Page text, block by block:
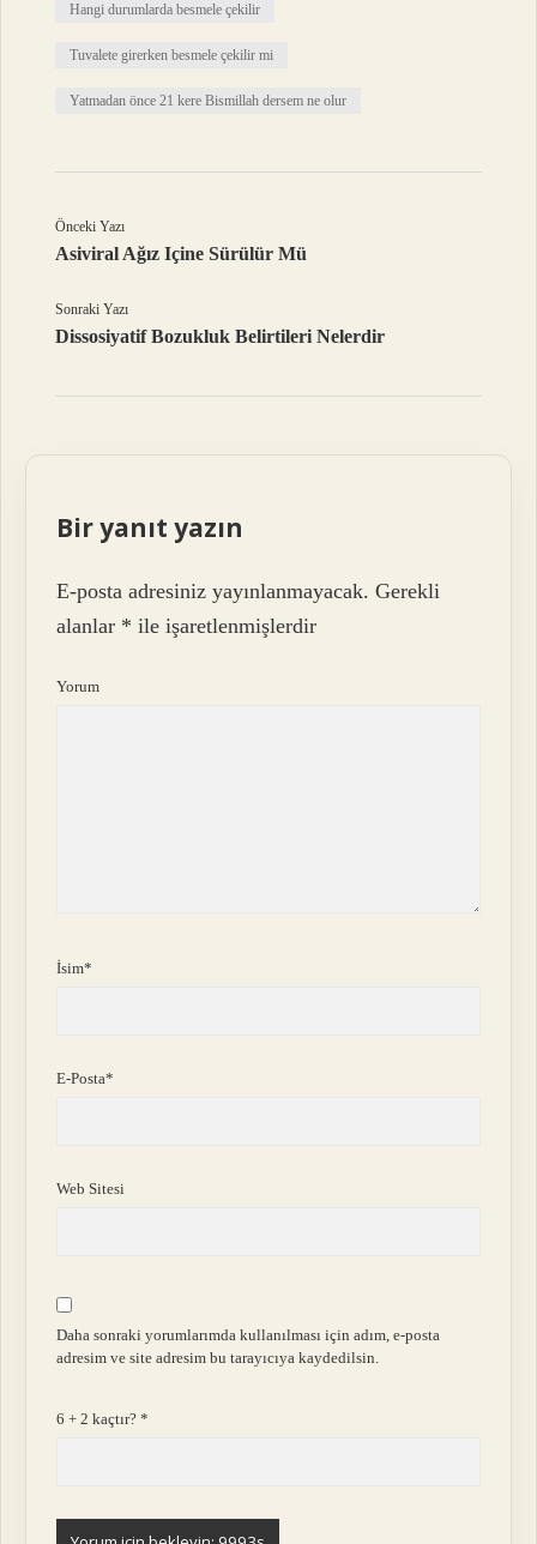
Hangi durumlarda besmele çekilir
Tuvalete girerken besmele çekilir mi
Yatmadan önce 21 kere Bismillah dersem ne olur
Önceki Yazı
Asiviral Ağız Içine Sürülür Mü
Sonraki Yazı
Dissosiyatif Bozukluk Belirtileri Nelerdir
Bir yanıt yazın
E-posta adresiniz yayınlanmayacak. Gerekli
alanlar * ile işaretlenmişlerdir
Yorum
İsim*
E-Posta*
Web Sitesi
Daha sonraki yorumlarımda kullanılması için adım, e-posta
adresim ve site adresim bu tarayıcıya kaydedilsin.
6 + 2 kaçtır?*